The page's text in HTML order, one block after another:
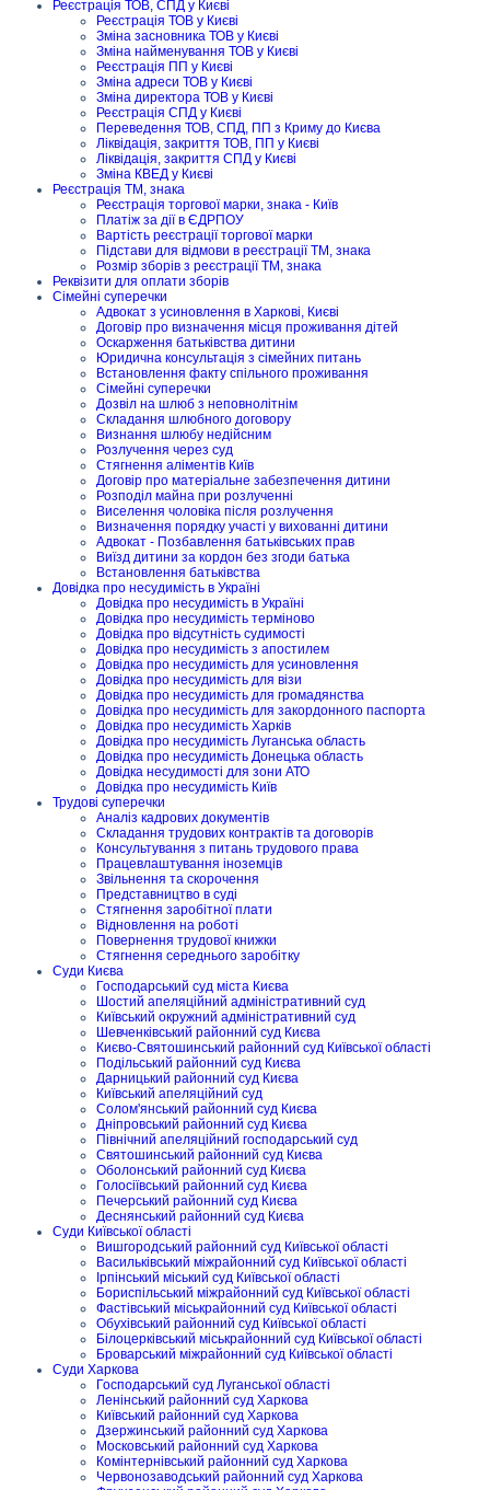
Реєстрація ТОВ, СПД у Києві
Реєстрація ТОВ у Києві
Зміна засновника ТОВ у Києві
Зміна найменування ТОВ у Києві
Реєстрація ПП у Києві
Зміна адреси ТОВ у Києві
Зміна директора ТОВ у Києві
Реєстрація СПД у Києві
Переведення ТОВ, СПД, ПП з Криму до Києва
Ліквідація, закриття ТОВ, ПП у Києві
Ліквідація, закриття СПД у Києві
Зміна КВЕД у Києві
Реєстрація ТМ, знака
Реєстрація торгової марки, знака - Київ
Платіж за дії в ЄДРПОУ
Вартість реєстрації торгової марки
Підстави для відмови в реєстрації ТМ, знака
Розмір зборів з реєстрації ТМ, знака
Реквізити для оплати зборів
Сімейні суперечки
Адвокат з усиновлення в Харкові, Києві
Договір про визначення місця проживання дітей
Оскарження батьківства дитини
Юридична консультація з сімейних питань
Встановлення факту спільного проживання
Сімейні суперечки
Дозвіл на шлюб з неповнолітнім
Складання шлюбного договору
Визнання шлюбу недійсним
Розлучення через суд
Стягнення аліментів Київ
Договір про матеріальне забезпечення дитини
Розподіл майна при розлученні
Виселення чоловіка після розлучення
Визначення порядку участі у вихованні дитини
Адвокат - Позбавлення батьківських прав
Виїзд дитини за кордон без згоди батька
Встановлення батьківства
Довідка про несудимість в Україні
Довідка про несудимість в Україні
Довідка про несудимість терміново
Довідка про відсутність судимості
Довідка про несудимість з апостилем
Довідка про несудимість для усиновлення
Довідка про несудимість для візи
Довідка про несудимість для громадянства
Довідка про несудимість для закордонного паспорта
Довідка про несудимість Харків
Довідка про несудимість Луганська область
Довідка про несудимість Донецька область
Довідка несудимості для зони АТО
Довідка про несудимість Київ
Трудові суперечки
Аналіз кадрових документів
Складання трудових контрактів та договорів
Консультування з питань трудового права
Працевлаштування іноземців
Звільнення та скорочення
Представництво в суді
Стягнення заробітної плати
Відновлення на роботі
Повернення трудової книжки
Стягнення середнього заробітку
Суди Києва
Господарський суд міста Києва
Шостий апеляційний адміністративний суд
Київський окружний адміністративний суд
Шевченківський районний суд Києва
Києво-Святошинський районний суд Київської області
Подільський районний суд Києва
Дарницький районний суд Києва
Київський апеляційний суд
Солом'янський районний суд Києва
Дніпровський районний суд Києва
Північний апеляційний господарський суд
Святошинський районний суд Києва
Оболонський районний суд Києва
Голосіївський районний суд Києва
Печерський районний суд Києва
Деснянський районний суд Києва
Суди Київської області
Вишгородський районний суд Київської області
Васильківський міжрайонний суд Київської області
Ірпінський міський суд Київської області
Бориспільський міжрайонний суд Київської області
Фастівський міськрайонний суд Київської області
Обухівський районний суд Київської області
Білоцерківський міськрайонний суд Київської області
Броварський міжрайонний суд Київської області
Суди Харкова
Господарський суд Луганської області
Ленінський районний суд Харкова
Київський районний суд Харкова
Дзержинський районний суд Харкова
Московський районний суд Харкова
Комінтернівський районний суд Харкова
Червонозаводський районний суд Харкова